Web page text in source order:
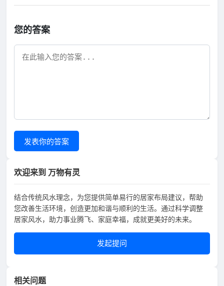
您的答案
发表你的答案
欢迎来到 万物有灵
结合传统风水理念，为您提供简单易行的居家布局建议，帮助
您改善生活环境，创造更加和谐与顺利的生活。通过科学调整
居家风水，助力事业腾飞、家庭幸福，成就更美好的未来。
发起提问
相关问题